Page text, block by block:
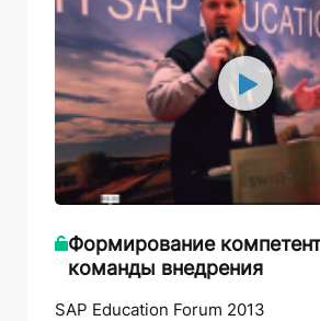
Формирование
команды внедрения
SAP Education Forum 2013